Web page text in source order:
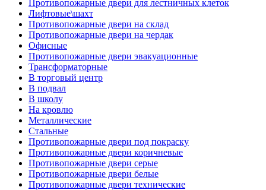
Противопожарные двери для лестничных клеток
Лифтовые\шахт
Противопожарные двери на склад
Противопожарные двери на чердак
Офисные
Противопожарные двери эвакуационные
Трансформаторные
В торговый центр
В подвал
В школу
На кровлю
Металлические
Стальные
Противопожарные двери под покраску
Противопожарные двери коричневые
Противопожарные двери серые
Противопожарные двери белые
Противопожарные двери технические